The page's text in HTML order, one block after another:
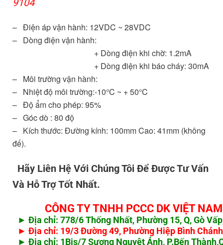
9104
– Điện áp vận hành: 12VDC ~ 28VDC
– Dòng điện vận hành:
+ Dòng điện khi chờ: 1.2mA
+ Dòng điện khi báo cháy: 30mA
– Môi trường vận hành:
– Nhiệt độ môi trường:-10°C ~ + 50°C
– Độ ẩm cho phép: 95%
– Góc dò : 80 độ
– Kích thước: Đường kính: 100mm Cao: 41mm (không
đế).
Hãy Liên Hệ Với Chúng Tôi Để Được Tư Vấn
Và Hỗ Trợ Tốt Nhất.
CÔNG TY TNHH PCCC DK VIỆT NAM
► Địa chỉ: 778/6 Thống Nhất, Phường 15, Q, Gò
► Địa chỉ: 19/3 Đường 49, Phường Hiệp Bình
► Địa chỉ: 1Bis/7 Sương Nguyệt Ánh, P.Bến